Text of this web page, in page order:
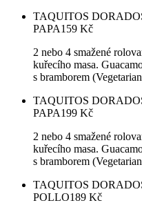
TAQUITOS
PAPA159 Kč
2 nebo 4 smažené
kuřecího masa.
s bramborem
TAQUITOS
PAPA199 Kč
2 nebo 4 smažené
kuřecího masa.
s bramborem
TAQUITOS
POLLO189 Kč